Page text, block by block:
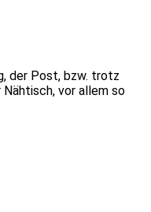
der Post, bzw. trotz
vor allem so